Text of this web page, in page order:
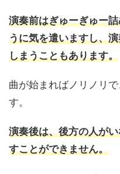
演奏前はぎゅーぎゅー
うに気を遣いますし、
しまうこともあります。
曲が始まればノリノリ
す。
演奏後は、後方の人が
すことができません。